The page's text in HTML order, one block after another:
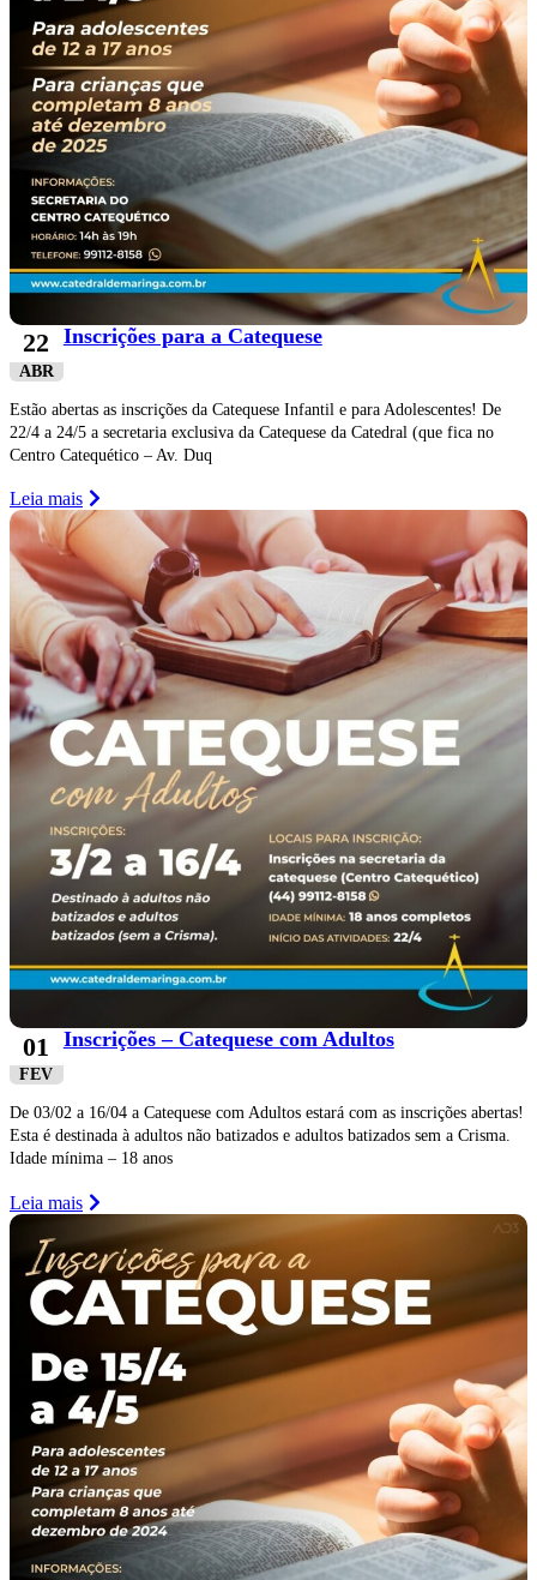
22
ABR
Inscrições para a Catequese
Estão abertas as inscrições da Catequese Infantil e para Adolescentes! De
22/4 a 24/5 a secretaria exclusiva da Catequese da Catedral (que fica no
Centro Catequético – Av. Duq
Leia mais
01
FEV
Inscrições – Catequese com Adultos
De 03/02 a 16/04 a Catequese com Adultos estará com as inscrições abertas!
Esta é destinada à adultos não batizados e adultos batizados sem a Crisma.
Idade mínima – 18 anos
Leia mais